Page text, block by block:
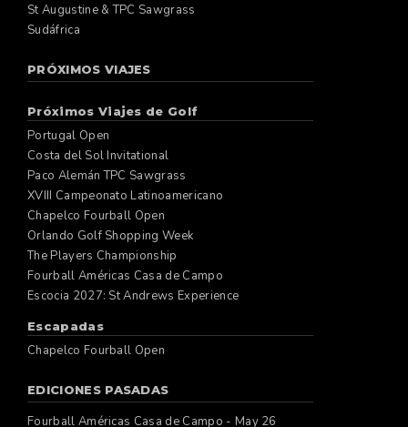
St Augustine & TPC Sawgrass
Sudáfrica
PRÓXIMOS VIAJES
Próximos Viajes de Golf
Portugal Open
Costa del Sol Invitational
Paco Alemán TPC Sawgrass
XVIII Campeonato Latinoamericano
Chapelco Fourball Open
Orlando Golf Shopping Week
The Players Championship
Fourball Américas Casa de Campo
Escocia 2027: St Andrews Experience
Escapadas
Chapelco Fourball Open
EDICIONES PASADAS
Fourball Américas Casa de Campo - May 26